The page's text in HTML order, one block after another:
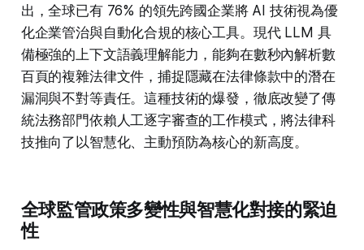
出，全球已有 76% 的領先跨國企業將 AI 技術視為優
化企業管治與自動化合規的核心工具。現代 LLM 具
備極強的上下文語義理解能力，能夠在數秒內解析數
百頁的複雜法律文件，捕捉隱藏在法律條款中的潛在
漏洞與不對等責任。這種技術的爆發，徹底改變了傳
統法務部門依賴人工逐字審查的工作模式，將法律科
技推向了以智慧化、主動預防為核心的新高度。
全球監管政策多變性與智慧化對接的緊迫
性